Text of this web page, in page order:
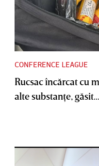
CONFERENCE LEAGUE
Rucsac încărcat cu
alte substanţe, găsit...